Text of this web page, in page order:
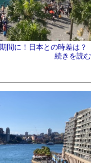
間に！日本との時差は？
続きを読む